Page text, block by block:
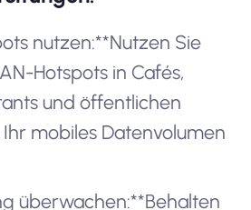
nutzen:**Nutzen Sie
Hotspots in Cafés,
und öffentlichen
mobiles Datenvolumen
überwachen:**Behalten